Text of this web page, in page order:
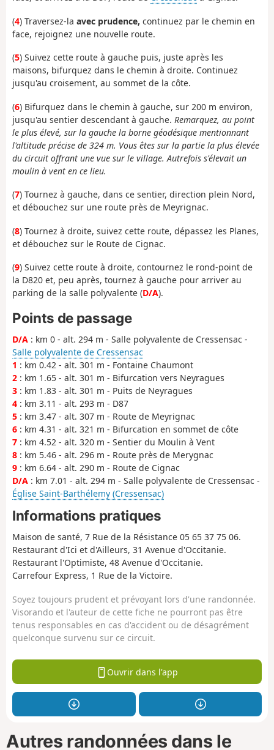
(4) Traversez-la avec prudence, continuez par le chemin en
face, rejoignez une nouvelle route.
(5) Suivez cette route à gauche puis, juste après les
maisons, bifurquez dans le chemin à droite. Continuez
jusqu'au croisement, au sommet de la côte.
(6) Bifurquez dans le chemin à gauche, sur 200 m environ,
jusqu'au sentier descendant à gauche. Remarquez, au point
le plus élevé, sur la gauche la borne géodésique mentionnant
l'altitude précise de 324 m. Vous êtes sur la partie la plus élevée
du circuit offrant une vue sur le village. Autrefois s'élevait un
moulin à vent en ce lieu.
(7) Tournez à gauche, dans ce sentier, direction plein Nord,
et débouchez sur une route près de Meyrignac.
(8) Tournez à droite, suivez cette route, dépassez les Planes,
et débouchez sur le Route de Cignac.
(9) Suivez cette route à droite, contournez le rond-point de
la D820 et, peu après, tournez à gauche pour arriver au
parking de la salle polyvalente (D/A).
Points de passage
D/A : km 0 - alt. 294 m - Salle polyvalente de Cressensac -
Salle polyvalente de Cressensac
1 : km 0.42 - alt. 301 m - Fontaine Chaumont
2 : km 1.65 - alt. 301 m - Bifurcation vers Neyragues
3 : km 1.83 - alt. 301 m - Puits de Neyragues
4 : km 3.11 - alt. 293 m - D87
5 : km 3.47 - alt. 307 m - Route de Meyrignac
6 : km 4.31 - alt. 321 m - Bifurcation en sommet de côte
7 : km 4.52 - alt. 320 m - Sentier du Moulin à Vent
8 : km 5.46 - alt. 296 m - Route près de Merygnac
9 : km 6.64 - alt. 290 m - Route de Cignac
D/A : km 7.01 - alt. 294 m - Salle polyvalente de Cressensac -
Église Saint-Barthélemy (Cressensac)
Informations pratiques
Maison de santé, 7 Rue de la Résistance 05 65 37 75 06.
Restaurant d'Ici et d'Ailleurs, 31 Avenue d'Occitanie.
Restaurant l'Optimiste, 48 Avenue d'Occitanie.
Carrefour Express, 1 Rue de la Victoire.
Soyez toujours prudent et prévoyant lors d'une randonnée.
Visorando et l'auteur de cette fiche ne pourront pas être
tenus responsables en cas d'accident ou de désagrément
quelconque survenu sur ce circuit.
Ouvrir dans l'app
Autres randonnées dans le